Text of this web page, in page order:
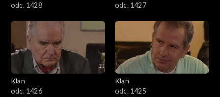
odc. 1428
odc. 1427
Klan
odc. 1426
Klan
odc. 1425